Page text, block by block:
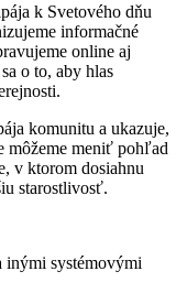
k Svetového dňu
informačné
online aj
o to, aby hlas
komunitu a ukazuje,
môžeme meniť pohľad
v ktorom dosiahnu
starostlivosť.
inými systémovými